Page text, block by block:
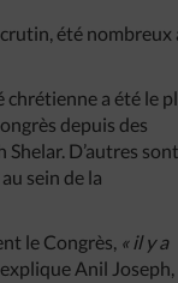
été nombreux
chrétienne a été le
depuis des
D’autres sont
sein de la
le Congrès, « il y a
explique Anil Joseph,